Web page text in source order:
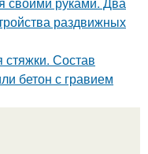
раздвижных
Состав
бетон с гравием